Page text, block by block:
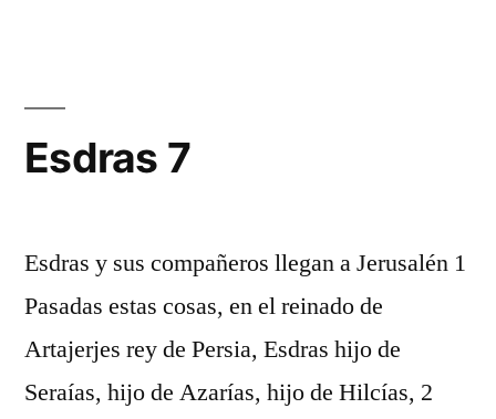
Esdras 7
Esdras y sus compañeros llegan a Jerusalén 1
Pasadas estas cosas, en el reinado de
Artajerjes rey de Persia, Esdras hijo de
Seraías, hijo de Azarías, hijo de Hilcías, 2